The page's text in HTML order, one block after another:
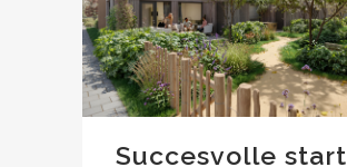
Succesvolle start